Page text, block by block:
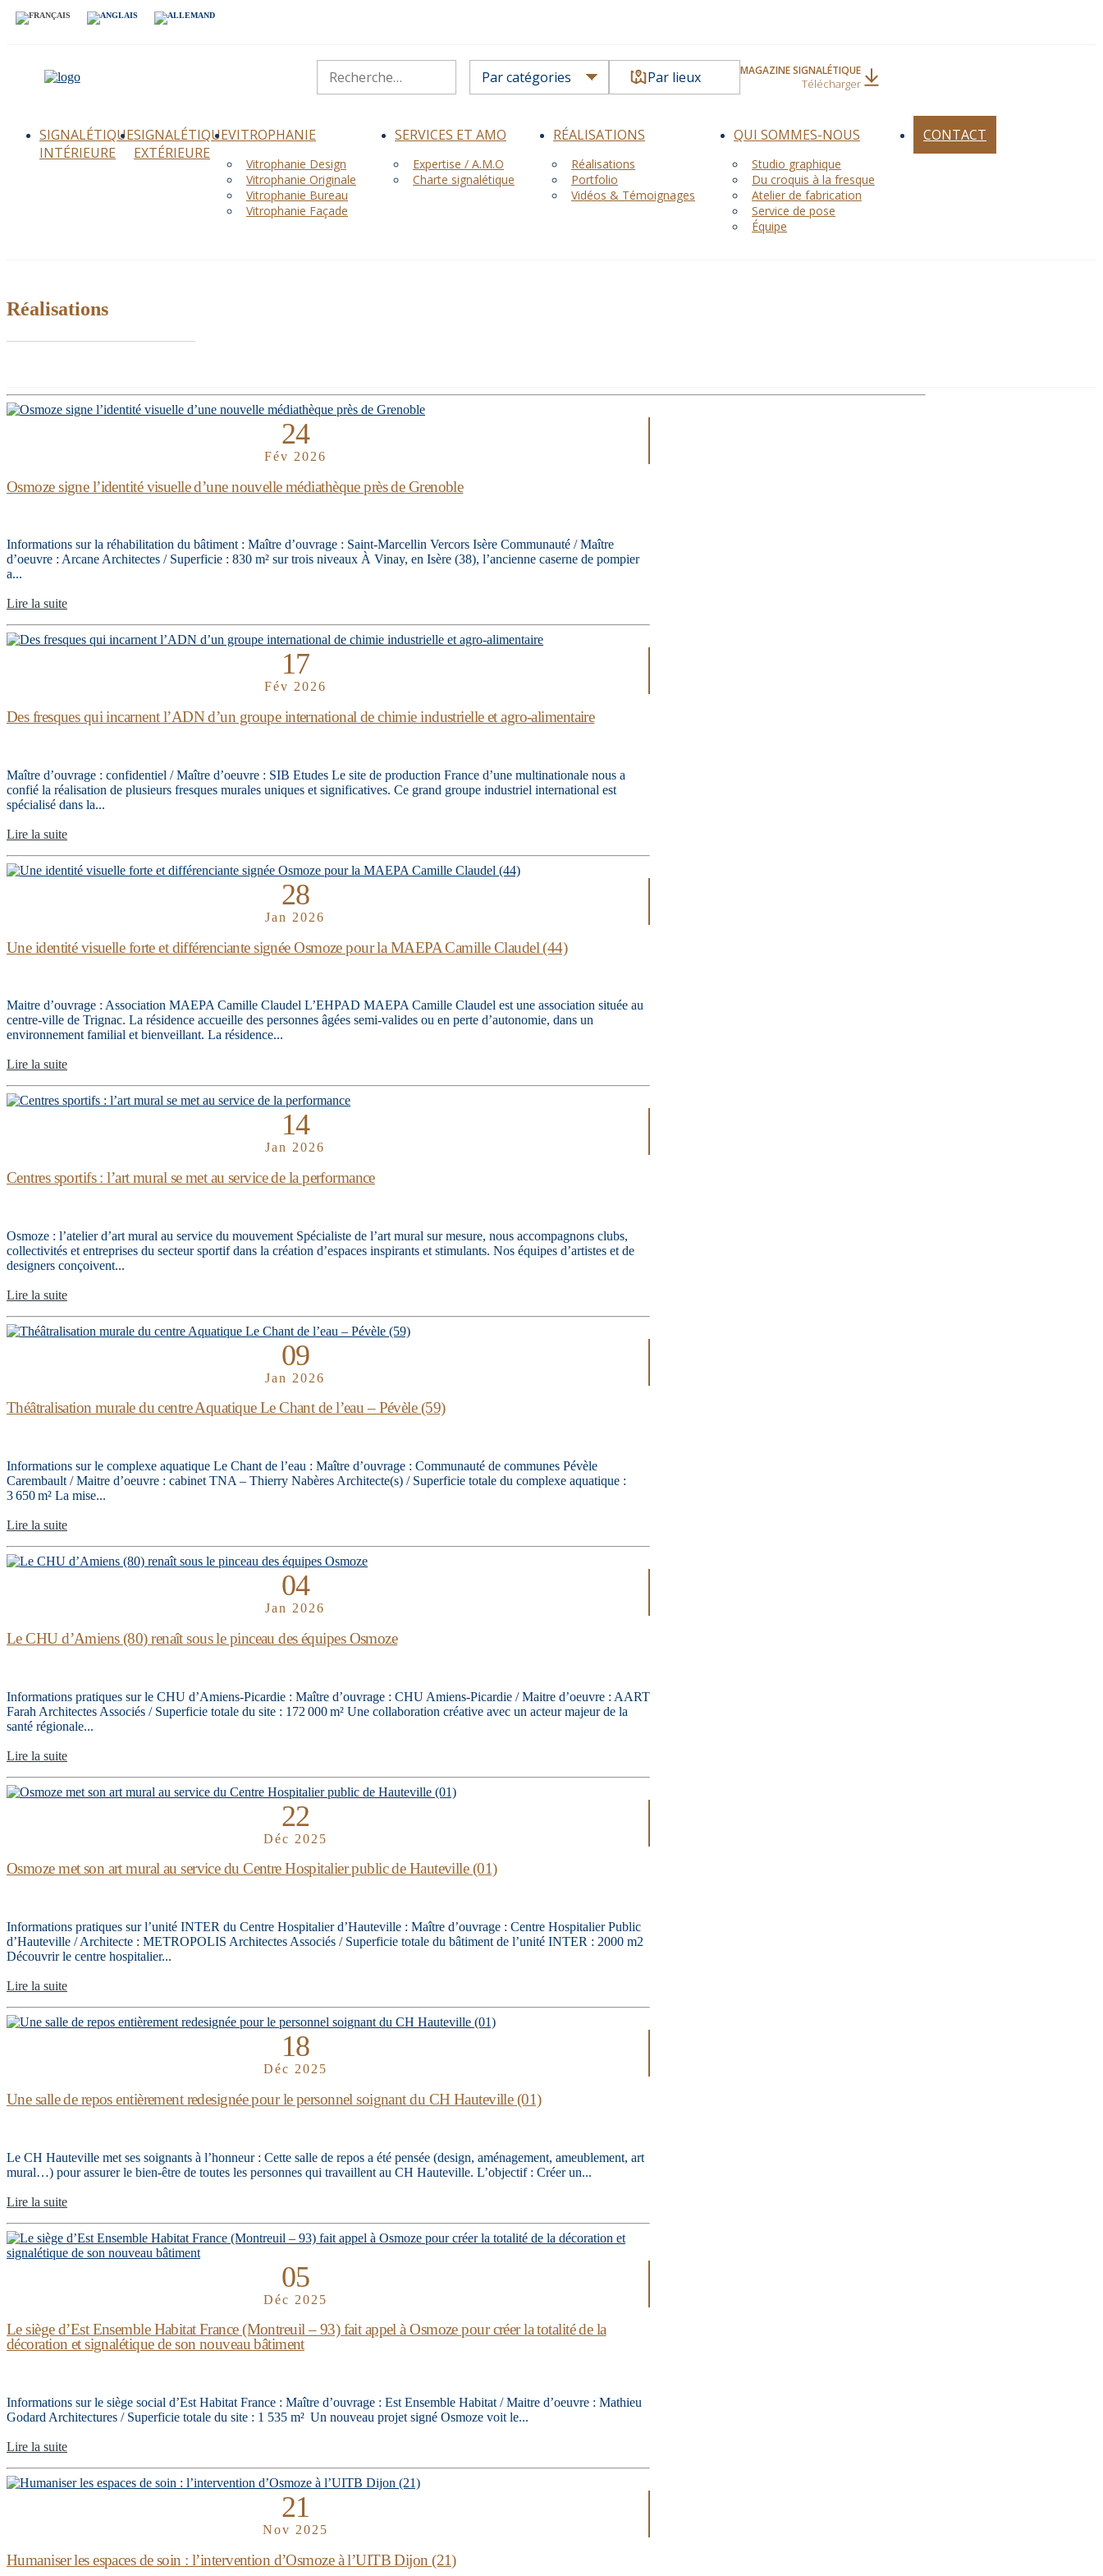
Par lieux MAGAZINE SIGNALÉTIQUE
Télécharger
SIGNALÉTIQUE
INTÉRIEURE
SIGNALÉTIQUE
EXTÉRIEURE
VITROPHANIE
Vitrophanie Design
Vitrophanie Originale
Vitrophanie Bureau
Vitrophanie Façade
SERVICES ET AMO
Expertise / A.M.O
Charte signalétique
RÉALISATIONS
Réalisations
Portfolio
Vidéos & Témoignages
QUI SOMMES-NOUS
Studio graphique
Du croquis à la fresque
Atelier de fabrication
Service de pose
Équipe
CONTACT
Réalisations
24
Fév 2026
Osmoze signe l’identité visuelle d’une nouvelle médiathèque près de Grenoble
Informations sur la réhabilitation du bâtiment : Maître d’ouvrage : Saint-Marcellin Vercors Isère Communauté / Maître
d’oeuvre : Arcane Architectes / Superficie : 830 m² sur trois niveaux À Vinay, en Isère (38), l’ancienne caserne de pompier
a...
Lire la suite
17
Fév 2026
Des fresques qui incarnent l’ADN d’un groupe international de chimie industrielle et agro-alimentaire
Maître d’ouvrage : confidentiel / Maître d’oeuvre : SIB Etudes Le site de production France d’une multinationale nous a
confié la réalisation de plusieurs fresques murales uniques et significatives. Ce grand groupe industriel international est
spécialisé dans la...
Lire la suite
28
Jan 2026
Une identité visuelle forte et différenciante signée Osmoze pour la MAEPA Camille Claudel (44)
Maitre d’ouvrage : Association MAEPA Camille Claudel L’EHPAD MAEPA Camille Claudel est une association située au
centre-ville de Trignac. La résidence accueille des personnes âgées semi-valides ou en perte d’autonomie, dans un
environnement familial et bienveillant. La résidence...
Lire la suite
14
Jan 2026
Centres sportifs : l’art mural se met au service de la performance
Osmoze : l’atelier d’art mural au service du mouvement Spécialiste de l’art mural sur mesure, nous accompagnons clubs,
collectivités et entreprises du secteur sportif dans la création d’espaces inspirants et stimulants. Nos équipes d’artistes et de
designers conçoivent...
Lire la suite
09
Jan 2026
Théâtralisation murale du centre Aquatique Le Chant de l’eau – Pévèle (59)
Informations sur le complexe aquatique Le Chant de l’eau : Maître d’ouvrage : Communauté de communes Pévèle
Carembault / Maitre d’oeuvre : cabinet TNA – Thierry Nabères Architecte(s) / Superficie totale du complexe aquatique :
3 650 m² La mise...
Lire la suite
04
Jan 2026
Le CHU d’Amiens (80) renaît sous le pinceau des équipes Osmoze
Informations pratiques sur le CHU d’Amiens-Picardie : Maître d’ouvrage : CHU Amiens-Picardie / Maitre d’oeuvre : AART
Farah Architectes Associés / Superficie totale du site : 172 000 m² Une collaboration créative avec un acteur majeur de la
santé régionale...
Lire la suite
22
Déc 2025
Osmoze met son art mural au service du Centre Hospitalier public de Hauteville (01)
Informations pratiques sur l’unité INTER du Centre Hospitalier d’Hauteville : Maître d’ouvrage : Centre Hospitalier Public
d’Hauteville / Architecte : METROPOLIS Architectes Associés / Superficie totale du bâtiment de l’unité INTER : 2000 m2
Découvrir le centre hospitalier...
Lire la suite
18
Déc 2025
Une salle de repos entièrement redesignée pour le personnel soignant du CH Hauteville (01)
Le CH Hauteville met ses soignants à l’honneur : Cette salle de repos a été pensée (design, aménagement, ameublement, art
mural…) pour assurer le bien-être de toutes les personnes qui travaillent au CH Hauteville. L’objectif : Créer un...
Lire la suite
05
Déc 2025
Le siège d’Est Ensemble Habitat France (Montreuil – 93) fait appel à Osmoze pour créer la totalité de la
décoration et signalétique de son nouveau bâtiment
Informations sur le siège social d’Est Habitat France : Maître d’ouvrage : Est Ensemble Habitat / Maitre d’oeuvre : Mathieu
Godard Architectures / Superficie totale du site : 1 535 m² Un nouveau projet signé Osmoze voit le...
Lire la suite
21
Nov 2025
Humaniser les espaces de soin : l’intervention d’Osmoze à l’UITB Dijon (21)